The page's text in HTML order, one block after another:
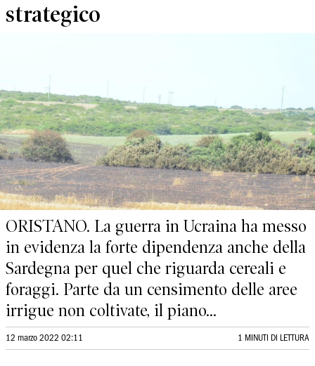
strategico
ORISTANO. La guerra in Ucraina ha messo
in evidenza la forte dipendenza anche della
Sardegna per quel che riguarda cereali e
foraggi. Parte da un censimento delle aree
irrigue non coltivate, il piano...
12 marzo 2022 02:11 1 MINUTI DI LETTURA